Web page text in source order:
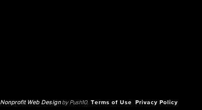
Nonprofit Web Designby Push10. Terms of Use Privacy Policy